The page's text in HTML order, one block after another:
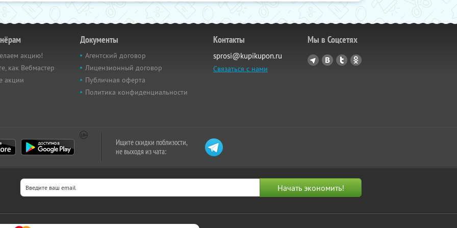
акцию!
как Вебмастер
акции
Документы
Агентский договор
Лицензионный договор
Публичная оферта
Политика конфиденциальности
Контакты
sprosi@kupikupon.ru
Связаться с нами
Мы в Соцсетях
Ищите скидки поблизости,
не выходя из чата: